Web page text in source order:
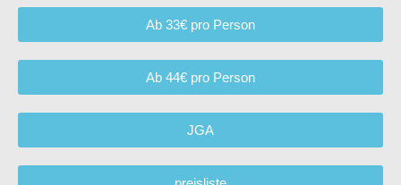
Ab 33€ pro Person
Ab 44€ pro Person
JGA